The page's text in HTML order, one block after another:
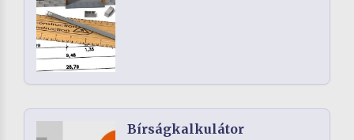
Bírságkalkulátor